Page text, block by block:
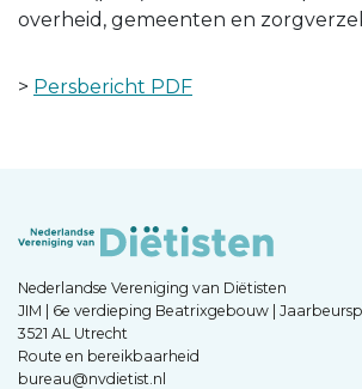
overheid, gemeenten en
> Persbericht PDF
Nederlandse Vereniging van Diëtisten
JIM | 6e verdieping Beatrixgebouw |
3521 AL Utrecht
Route en bereikbaarheid
bureau@nvdietist.nl